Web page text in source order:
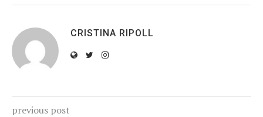
CRISTINA RIPOLL
previous post